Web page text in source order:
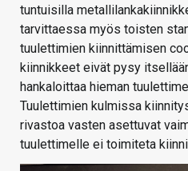
tuntuisilla
tarvittaessa myös toisten
tuulettimien kiinnittämisen
kiinnikkeet eivät pysy
hankaloittaa hieman
Tuulettimien kulmissa
rivastoa vasten asettuvat
tuulettimelle ei toimiteta